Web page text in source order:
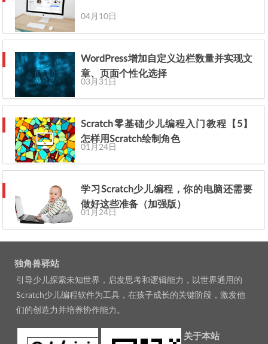
04月10日
WordPress增加自定义边栏数量并实现文
章、页面个性化选择
03月31日
Scratch零基础少儿编程入门教程【5】
怎样用Scratch绘制角色
01月24日
学习Scratch少儿编程，你的电脑还需要
做好这些准备（加强版）
01月24日
独角兽驿站
引导少儿探索未知世界，启发思考和逻辑能力，以世界通用的
Scratch少儿编程软件为工具，在孩子成长的关键阶段，激发他
们的创造力并培养协作能力。
关于本站